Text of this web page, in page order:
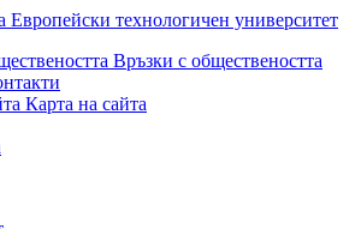
Връзки с обществеността
Карта на сайта